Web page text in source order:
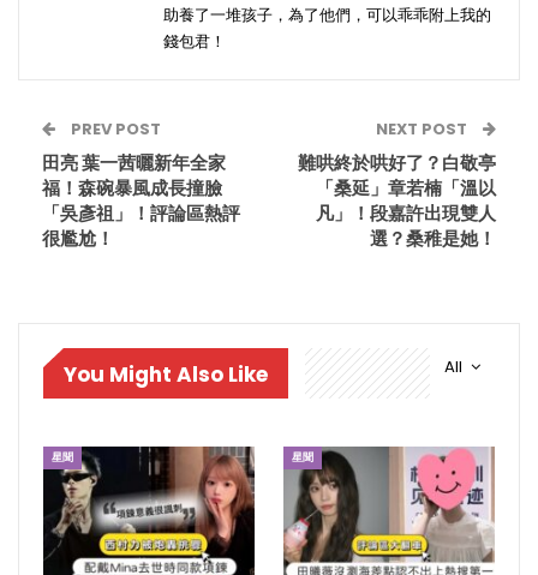
助養了一堆孩子，為了他們，可以乖乖附上我的
錢包君！
PREV POST
田亮 葉一茜曬新年全家
福！森碗暴風成長撞臉
「吳彥祖」！評論區熱評
很尷尬！
NEXT POST
難哄終於哄好了？白敬亭
「桑延」章若楠「溫以
凡」！段嘉許出現雙人
選？桑稚是她！
All
You Might Also Like
星聞 星聞